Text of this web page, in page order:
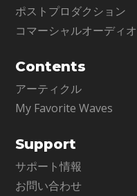
ポストプロダクション
コマーシャルオーディオ
Contents
アーティクル
My Favorite Waves
Support
サポート情報
お問い合わせ